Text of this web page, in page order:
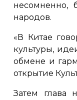
несомненно,
народов.
«В Китае
культуры,
обмене и
открытие
Затем глава